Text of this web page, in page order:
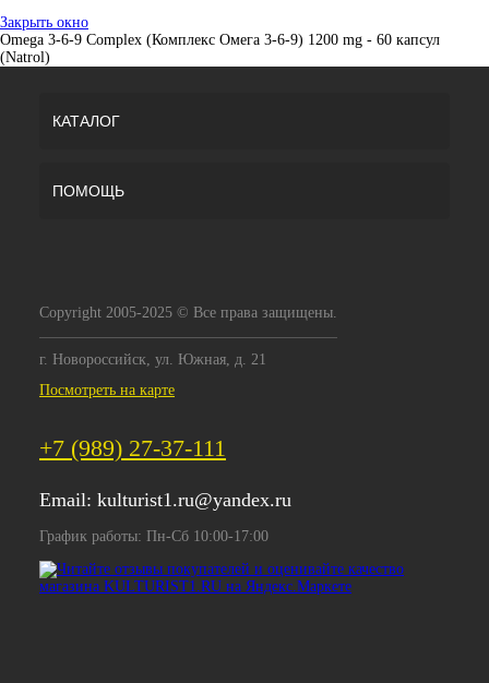
Закрыть окно
Omega 3-6-9 Complex (Комплекс Омега 3-6-9) 1200 mg - 60 капсул
(Natrol)
КАТАЛОГ
ПОМОЩЬ
Copyright 2005-2025 © Все права защищены.
г. Новороссийск, ул. Южная, д. 21
Посмотреть на карте
+7 (989) 27-37-111
Email: kulturist1.ru@yandex.ru
График работы: Пн-Сб 10:00-17:00